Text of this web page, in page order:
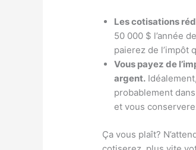
Les cotisations
50 000 $ l’année
paierez de l’impôt
Vous payez de
argent.
probablement
et vous
Ça vous plaît?